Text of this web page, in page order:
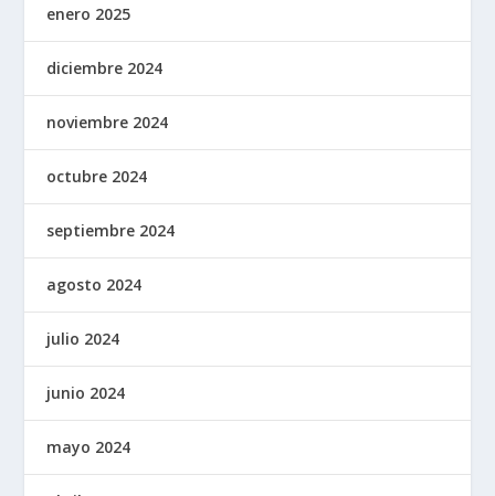
enero 2025
diciembre 2024
noviembre 2024
octubre 2024
septiembre 2024
agosto 2024
julio 2024
junio 2024
mayo 2024